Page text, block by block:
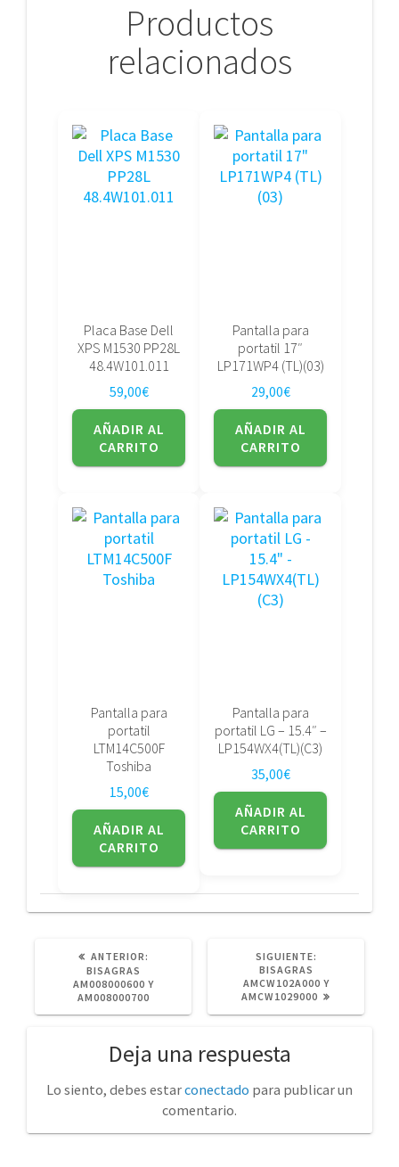
Productos
relacionados
Placa Base Dell
XPS M1530 PP28L
48.4W101.011
59,00€
AÑADIR AL
CARRITO
Pantalla para
portatil 17″
LP171WP4 (TL)(03)
29,00€
AÑADIR AL
CARRITO
Pantalla para
portatil
LTM14C500F
Toshiba
15,00€
AÑADIR AL
CARRITO
Pantalla para
portatil LG – 15.4″ –
LP154WX4(TL)(C3)
35,00€
AÑADIR AL
CARRITO
ANTERIOR:
BISAGRAS
AM008000600 Y
AM008000700
SIGUIENTE:
BISAGRAS
AMCW102A000 Y
AMCW1029000
Deja una respuesta
Lo siento, debes estarconectado para publicar un
comentario.